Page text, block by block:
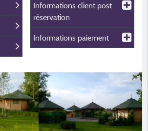
Informations client post
réservation
Informations paiement